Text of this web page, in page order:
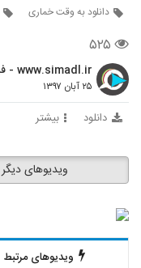
دانلود به وقت خماری
۵۲۵
۲۵ آبان ۱۳۹۷
دانلود بیشتر
ویدیوهای دیگر
ویدیوهای مرتبط